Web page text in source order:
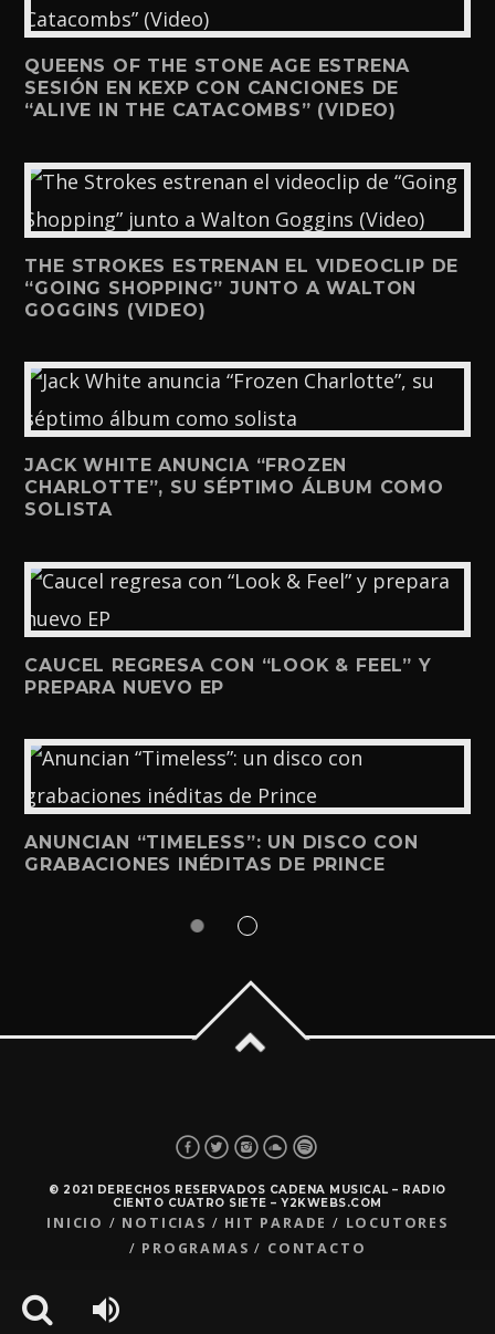
QUEENS OF THE STONE AGE ESTRENA
SESIÓN EN KEXP CON CANCIONES DE
“ALIVE IN THE CATACOMBS” (VIDEO)
THE STROKES ESTRENAN EL VIDEOCLIP DE
“GOING SHOPPING” JUNTO A WALTON
GOGGINS (VIDEO)
JACK WHITE ANUNCIA “FROZEN
CHARLOTTE”, SU SÉPTIMO ÁLBUM COMO
SOLISTA
CAUCEL REGRESA CON “LOOK & FEEL” Y
PREPARA NUEVO EP
ANUNCIAN “TIMELESS”: UN DISCO CON
GRABACIONES INÉDITAS DE PRINCE
© 2021 DERECHOS RESERVADOS CADENA MUSICAL – RADIO
CIENTO CUATRO SIETE – Y2KWEBS.COM
INICIO NOTICIAS HIT PARADE
LOCUTORES
PROGRAMAS
CONTACTO